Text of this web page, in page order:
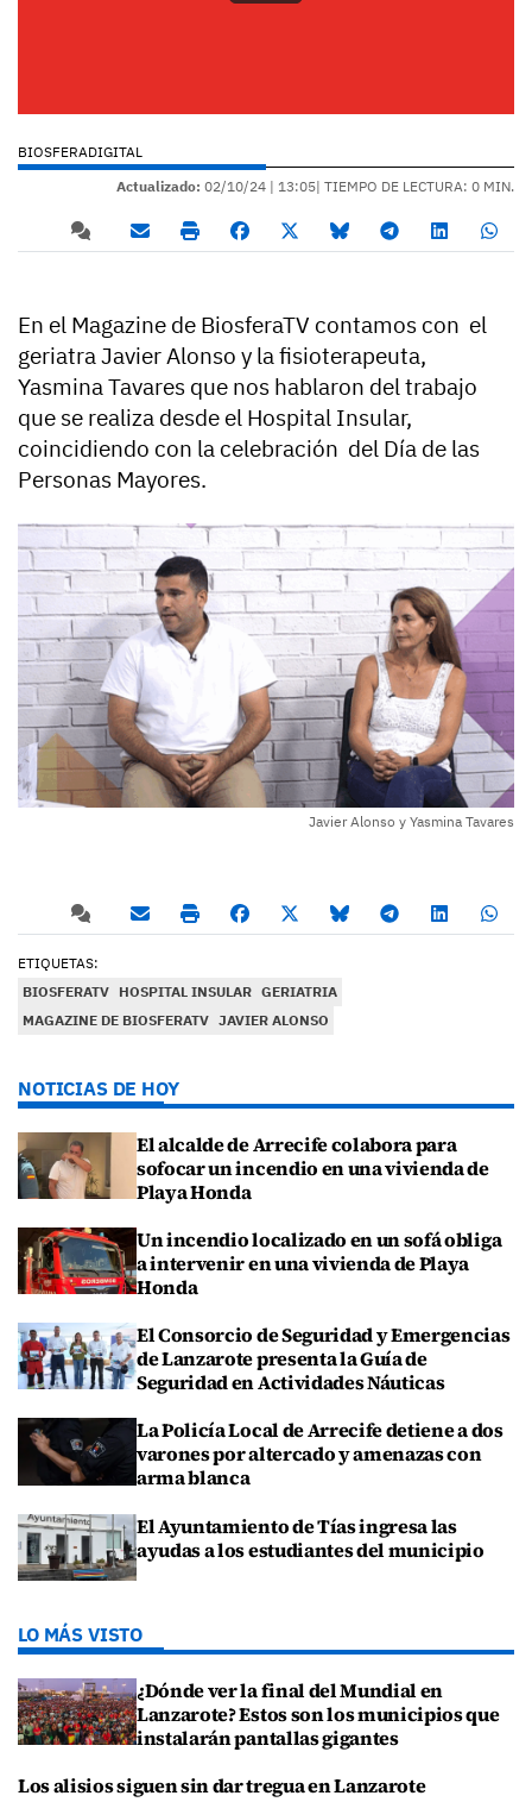
BIOSFERADIGITAL
Actualizado: 02/10/24 | 13:05| TIEMPO DE LECTURA: 0 MIN.
En el Magazine de BiosferaTV contamos con el
geriatra Javier Alonso y la fisioterapeuta,
Yasmina Tavares que nos hablaron del trabajo
que se realiza desde el Hospital Insular,
coincidiendo con la celebración del Día de las
Personas Mayores.
Javier Alonso y Yasmina Tavares
ETIQUETAS:
BIOSFERATV HOSPITAL INSULAR GERIATRIA
MAGAZINE DE BIOSFERATV JAVIER ALONSO
NOTICIAS DE HOY
El alcalde de Arrecife colabora para
sofocar un incendio en una vivienda de
Playa Honda
Un incendio localizado en un sofá obliga
a intervenir en una vivienda de Playa
Honda
El Consorcio de Seguridad y Emergencias
de Lanzarote presenta la Guía de
Seguridad en Actividades Náuticas
La Policía Local de Arrecife detiene a dos
varones por altercado y amenazas con
arma blanca
El Ayuntamiento de Tías ingresa las
ayudas a los estudiantes del municipio
LO MÁS VISTO
¿Dónde ver la final del Mundial en
Lanzarote? Estos son los municipios que
instalarán pantallas gigantes
Los alisios siguen sin dar tregua en Lanzarote